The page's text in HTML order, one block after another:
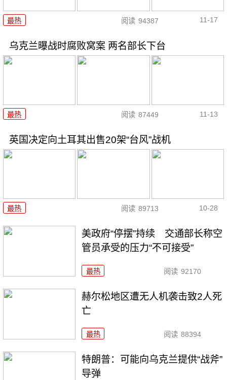
最热 阅读 94387 11-17
乌克兰曝战时腐败窝案 两名部长下台
最热 阅读 87449 11-13
英国决定向土耳其出售20架“台风”战机
最热 阅读 89713 10-28
美政府“停摆”持续 交通部长称空
管员承受的压力“不可接受”
最热 阅读 92170
赫尔松地区遭无人机袭击致2人死
亡
最热 阅读 88394
特朗普：可能向乌克兰提供“战斧”
导弹